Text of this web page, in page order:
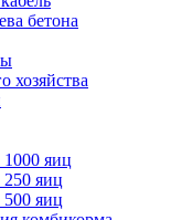
бетона
хозяйства
яиц
яиц
яиц